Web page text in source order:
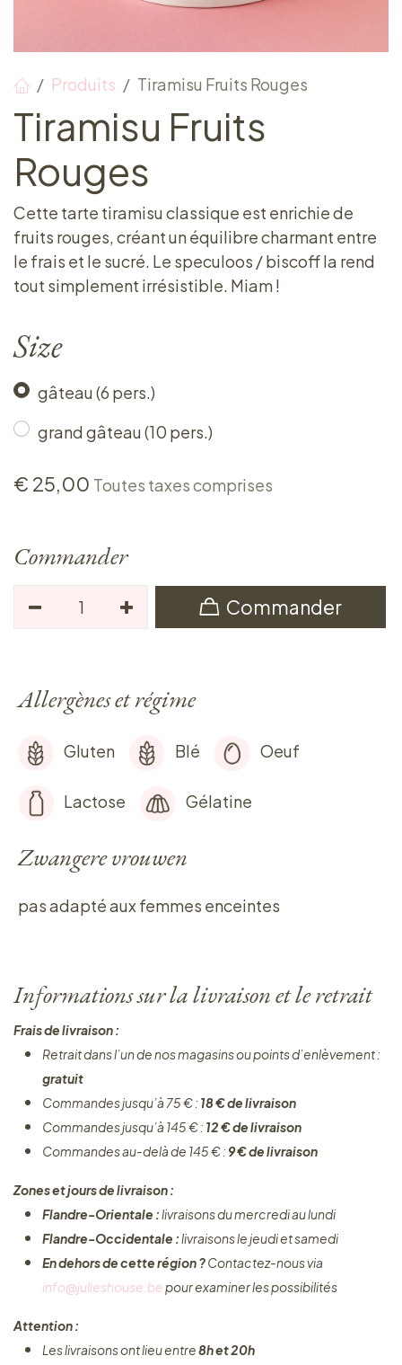
Produits Tiramisu Fruits Rouges
Tiramisu Fruits
Rouges
Cette tarte tiramisu classique est enrichie de
fruits rouges, créant un équilibre charmant entre
le frais et le sucré. Le speculoos / biscoff la rend
tout simplement irrésistible. Miam !
Size
gâteau (6 pers.)
grand gâteau (10 pers.)
€ 25,00 Toutes taxes comprises
Commander
Commander
Allergènes et régime
Gluten Blé Oeuf
Lactose Gélatine
Zwangere vrouwen
pas adapté aux femmes enceintes
Informations sur la livraison et le retrait
Frais de livraison :
Retrait dans l’un de nos magasins ou points d’enlèvement :
gratuit
Commandes jusqu’à 75 € : 18 € de livraison
Commandes jusqu’à 145 € : 12 € de livraison
Commandes au-delà de 145 € : 9 € de livraison
Zones et jours de livraison :
Flandre-Orientale :livraisons du mercredi au lundi
Flandre-Occidentale :livraisons le jeudi et samedi
En dehors de cette région ?Contactez-nous via
info@julieshouse.bepour examiner les possibilités
Attention :
Les livraisons ont lieu entre8h et 20h